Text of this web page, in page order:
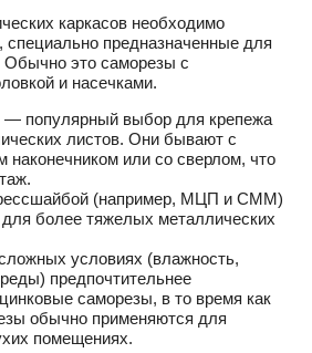
каркасов необходимо
предназначенные для
это саморезы с
и насечками.
— популярный выбор для крепежа
листов. Они бывают с
наконечником или со сверлом, что
(например, МЦП и СММ)
более тяжелых металлических
условиях (влажность,
предпочтительнее
саморезы, в то время как
обычно применяются для
помещениях.